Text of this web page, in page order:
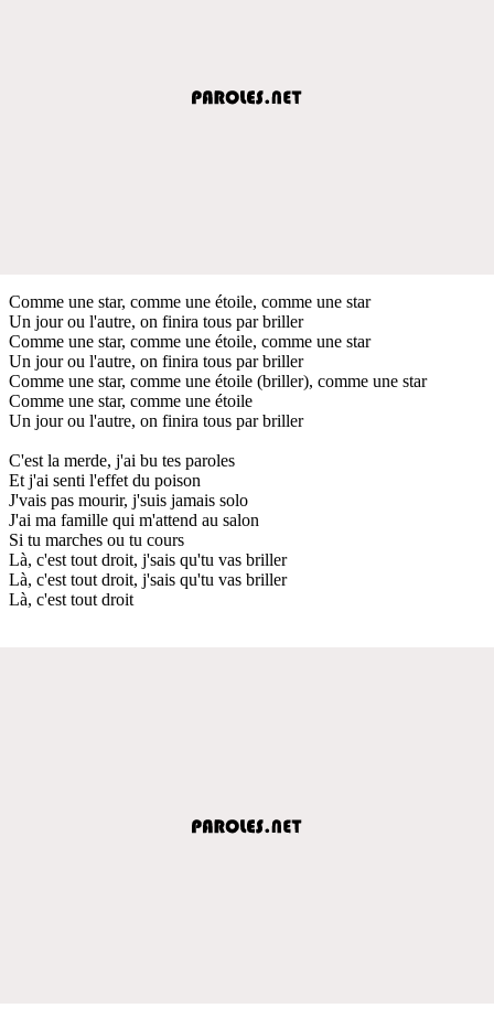
Comme une star, comme une étoile, comme une star
Un jour ou l'autre, on finira tous par briller
Comme une star, comme une étoile, comme une star
Un jour ou l'autre, on finira tous par briller
Comme une star, comme une étoile (briller), comme une star
Comme une star, comme une étoile
Un jour ou l'autre, on finira tous par briller
C'est la merde, j'ai bu tes paroles
Et j'ai senti l'effet du poison
J'vais pas mourir, j'suis jamais solo
J'ai ma famille qui m'attend au salon
Si tu marches ou tu cours
Là, c'est tout droit, j'sais qu'tu vas briller
Là, c'est tout droit, j'sais qu'tu vas briller
Là, c'est tout droit